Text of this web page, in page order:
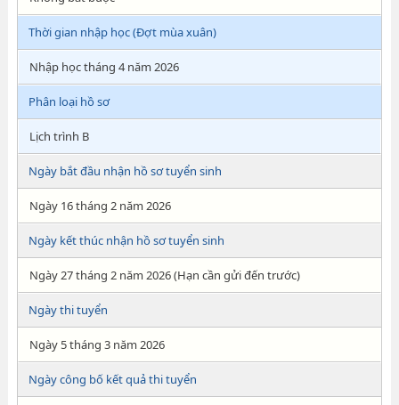
Thời gian nhập học (Đợt mùa xuân)
Nhập học tháng 4 năm 2026
Phân loại hồ sơ
Lịch trình B
Ngày bắt đầu nhận hồ sơ tuyển sinh
Ngày 16 tháng 2 năm 2026
Ngày kết thúc nhận hồ sơ tuyển sinh
Ngày 27 tháng 2 năm 2026 (Hạn cần gửi đến trước)
Ngày thi tuyển
Ngày 5 tháng 3 năm 2026
Ngày công bố kết quả thi tuyển